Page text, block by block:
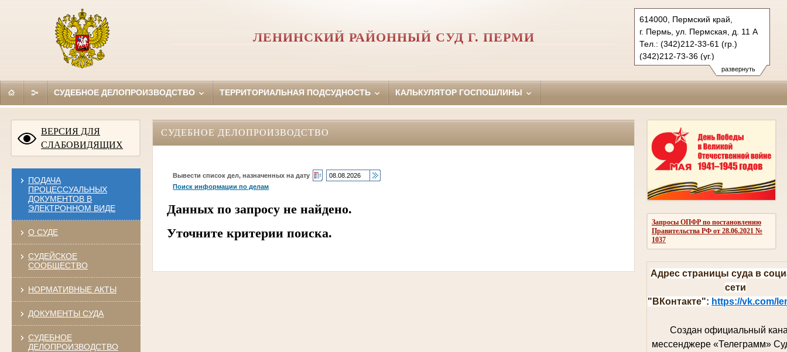
развернуть
614000, Пермский край,
г. Пермь, ул. Пермская, д. 11 А
Тел.: (342)212-33-61 (гр.)
(342)212-73-36 (уг.)
(342)212-36-65 (ф
leninsky.perm@sudrf.ru
ЛЕНИНСКИЙ РАЙОННЫЙ СУД Г. ПЕРМИ
СУДЕБНОЕ ДЕЛОПРОИЗВОДСТВО ТЕРРИТОРИАЛЬНАЯ ПОДСУДНОСТЬ КАЛЬКУЛЯТОР ГОСПОШЛИНЫ
ВЕРСИЯ ДЛЯ
СЛАБОВИДЯЩИХ
ПОДАЧА
ПРОЦЕССУАЛЬНЫХ
ДОКУМЕНТОВ В
ЭЛЕКТРОННОМ ВИДЕ
О СУДЕ
СУДЕЙСКОЕ
СООБЩЕСТВО
НОРМАТИВНЫЕ АКТЫ
ДОКУМЕНТЫ СУДА
СУДЕБНОЕ
ДЕЛОПРОИЗВОДСТВО
Запросы ОПФР по постановлению
Правительства РФ от 28.06.2021 №
1037
Адрес страницы суда в
сети
"ВКонтакте": https://vk.com/
Создан официальный
мессенджере «Телеграмм»
СУДЕБНОЕ ДЕЛОПРОИЗВОДСТВО
Вывести список дел, назначенных на дату
Поиск информации по делам
Данных по запросу не найдено.
Уточните критерии поиска.